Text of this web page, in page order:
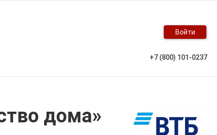
Войти
+7 (800) 101-0237
дома»